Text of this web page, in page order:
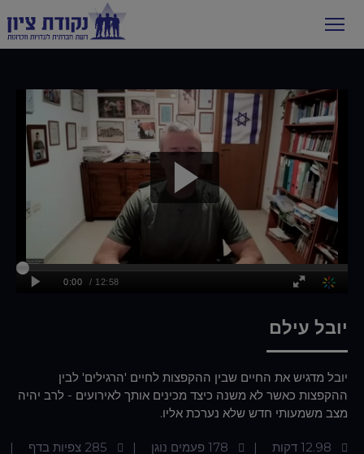
יובל עילם
יובל מדגיש את החיים שבין ההקפצות לחיים 'הרגילים' לבין
ההקפצות כאשר לא משנה כיצד מכינים אותך לאירועים - לרב יהיה
מצב משמעותי חדש שלא נערכת אליו.